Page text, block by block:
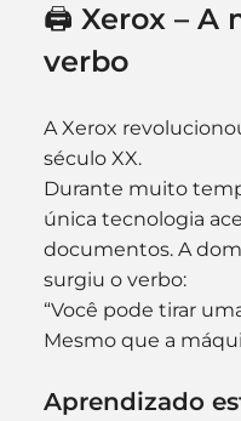
🖨 Xerox – A
verbo
A Xerox
século XX.
Durante muito
única tecnologia
documentos. A
surgiu o verbo:
“Você pode tirar
Mesmo que a
Aprendizado